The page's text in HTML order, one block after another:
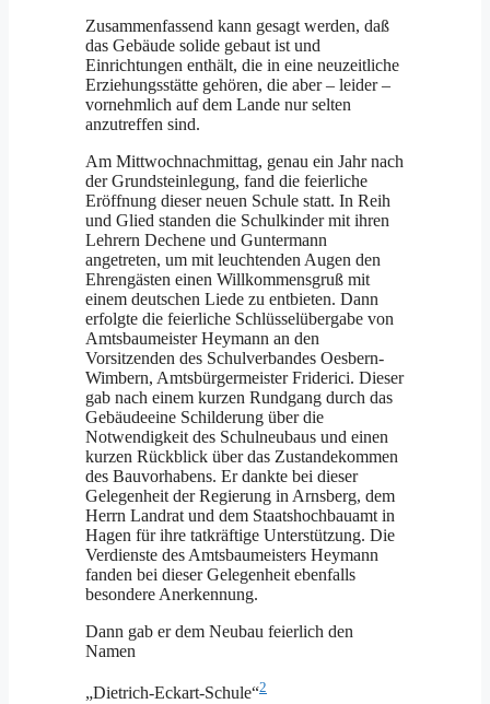
Zusammenfassend kann gesagt werden, daß
das Gebäude solide gebaut ist und
Einrichtungen enthält, die in eine neuzeitliche
Erziehungsstätte gehören, die aber – leider –
vornehmlich auf dem Lande nur selten
anzutreffen sind.
Am Mittwochnachmittag, genau ein Jahr nach
der Grundsteinlegung, fand die feierliche
Eröffnung dieser neuen Schule statt. In Reih
und Glied standen die Schulkinder mit ihren
Lehrern Dechene und Guntermann
angetreten, um mit leuchtenden Augen den
Ehrengästen einen Willkommensgruß mit
einem deutschen Liede zu entbieten. Dann
erfolgte die feierliche Schlüsselübergabe von
Amtsbaumeister Heymann an den
Vorsitzenden des Schulverbandes Oesbern-
Wimbern, Amtsbürgermeister Friderici. Dieser
gab nach einem kurzen Rundgang durch das
Gebäudeeine Schilderung über die
Notwendigkeit des Schulneubaus und einen
kurzen Rückblick über das Zustandekommen
des Bauvorhabens. Er dankte bei dieser
Gelegenheit der Regierung in Arnsberg, dem
Herrn Landrat und dem Staatshochbauamt in
Hagen für ihre tatkräftige Unterstützung. Die
Verdienste des Amtsbaumeisters Heymann
fanden bei dieser Gelegenheit ebenfalls
besondere Anerkennung.
Dann gab er dem Neubau feierlich den
Namen
„Dietrich-Eckart-Schule“2